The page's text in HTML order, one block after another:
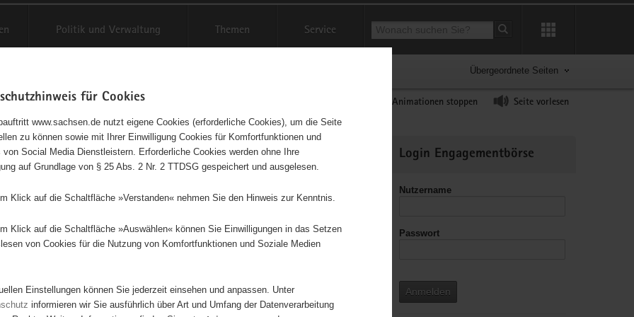
Politik und Verwaltung Themen Service Suchbegriff
Suche starten
Übergeordnete Seiten
Animationen stoppen Seite vorlesen
auf Karte anzeigen
Initiativen Projekte Nach Alphabet Nach Postleitzahl
647 Suchergebnisse
Informationen
Login Engagementbörse
Nutzername
Passwort
Anmelden
für Cookies
www.sachsen.de nutzt eigene Cookies (erforderliche Cookies), um die Seite
zu können sowie mit Ihrer Einwilligung Cookies für Komfortfunktionen und
von Social Media Dienstleistern. Erforderliche Cookies werden ohne Ihre
auf Grundlage von § 25 Abs. 2 Nr. 2 TTDSG gespeichert und ausgelesen.
Klick auf die Schaltfläche »Verstanden« nehmen Sie den Hinweis zur Kenntnis.
Klick auf die Schaltfläche »Auswählen« können Sie Einwilligungen in das Setzen
von Cookies für die Nutzung von Komfortfunktionen und Soziale Medien
Einstellungen können Sie jederzeit einsehen und anpassen. Unter
informieren wir Sie ausführlich über Art und Umfang der Datenverarbeitung